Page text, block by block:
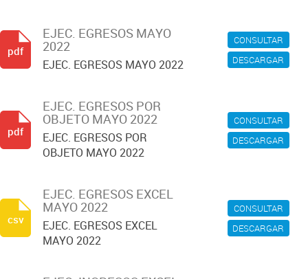
CONSULTAR
DESCARGAR
EJEC. EGRESOS MAYO
2022
EJEC. EGRESOS MAYO 2022
pdf
CONSULTAR
DESCARGAR
EJEC. EGRESOS POR
OBJETO MAYO 2022
EJEC. EGRESOS POR
OBJETO MAYO 2022
pdf
CONSULTAR
DESCARGAR
EJEC. EGRESOS EXCEL
MAYO 2022
EJEC. EGRESOS EXCEL
MAYO 2022
csv